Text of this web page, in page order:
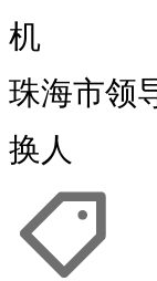
机
珠海市领
换人